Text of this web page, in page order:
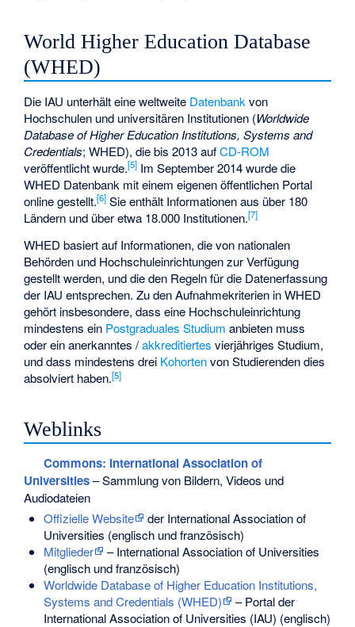
World Higher Education Database
(WHED)
Die IAU unterhält eine weltweite Datenbank von
Hochschulen und universitären Institutionen (Worldwide
Database of Higher Education Institutions, Systems and
Credentials; WHED), die bis 2013 aufCD-ROM
veröffentlicht wurde.[5] Im September 2014 wurde die
WHED Datenbank mit einem eigenen öffentlichen Portal
online gestellt.[6] Sie enthält Informationen aus über 180
Ländern und über etwa 18.000 Institutionen.[7]
WHED basiert auf Informationen, die von nationalen
Behörden und Hochschuleinrichtungen zur Verfügung
gestellt werden, und die den Regeln für die Datenerfassung
der IAU entsprechen. Zu den Aufnahmekriterien in WHED
gehört insbesondere, dass eine Hochschuleinrichtung
mindestens ein Postgraduales Studium anbieten muss
oder ein anerkanntes /akkreditiertes vierjähriges Studium,
und dass mindestens drei Kohortenvon Studierenden dies
absolviert haben.[5]
Weblinks
Commons: International Association of
Universities– Sammlung von Bildern, Videos und
Audiodateien
Offizielle Website
der International Association of
Universities (englisch und französisch)
Mitglieder
– International Association of Universities
(englisch und französisch)
Worldwide Database of Higher Education Institutions,
Systems and Credentials (WHED)
– Portal der
International Association of Universities (IAU) (englisch)